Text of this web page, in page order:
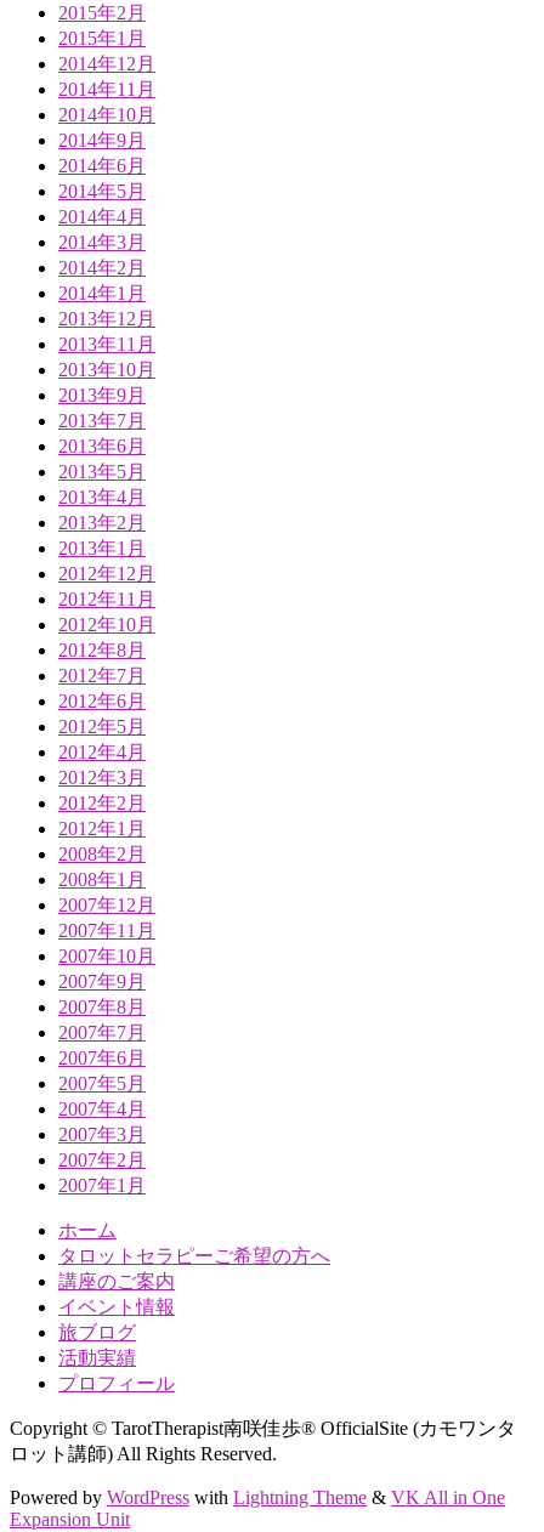
2015年2月
2015年1月
2014年12月
2014年11月
2014年10月
2014年9月
2014年6月
2014年5月
2014年4月
2014年3月
2014年2月
2014年1月
2013年12月
2013年11月
2013年10月
2013年9月
2013年7月
2013年6月
2013年5月
2013年4月
2013年2月
2013年1月
2012年12月
2012年11月
2012年10月
2012年8月
2012年7月
2012年6月
2012年5月
2012年4月
2012年3月
2012年2月
2012年1月
2008年2月
2008年1月
2007年12月
2007年11月
2007年10月
2007年9月
2007年8月
2007年7月
2007年6月
2007年5月
2007年4月
2007年3月
2007年2月
2007年1月
ホーム
タロットセラピーご希望の方へ
講座のご案内
イベント情報
旅ブログ
活動実績
プロフィール
Copyright © TarotTherapist南咲佳歩® OfficialSite (カモワンタ
ロット講師) All Rights Reserved.
Powered by WordPress with Lightning Theme & VK All in One
Expansion Unit